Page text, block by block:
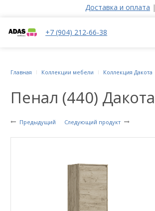
Доставка и оплата |
+7 (904) 212-66-38
Пенал (440) Дакота
Предыдущий Следующий продукт
Главная Коллекции мебели Коллекция Дакота